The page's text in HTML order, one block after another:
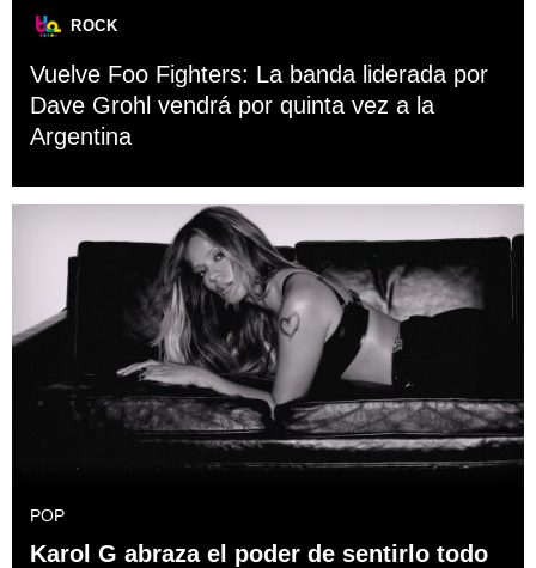
ROCK
Vuelve Foo Fighters: La banda liderada por
Dave Grohl vendrá por quinta vez a la
Argentina
POP
Karol G abraza el poder de sentirlo todo